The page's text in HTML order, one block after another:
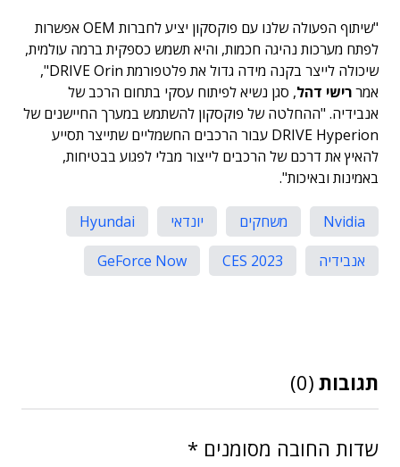
"שיתוף הפעולה שלנו עם פוקסקון יציע לחברות OEM אפשרות
לפתח מערכות נהיגה חכמות, והיא תשמש כספקית ברמה עולמית,
שיכולה לייצר בקנה מידה גדול את פלטפורמת DRIVE Orin",
אמררישי דהל, סגן נשיא לפיתוח עסקי בתחום הרכב של
אנבידיה. "ההחלטה של פוקסקון להשתמש במערך החיישנים של
DRIVE Hyperion עבור הרכבים החשמליים שתייצר תסייע
להאיץ את דרכם של הרכבים לייצור מבלי לפגוע בבטיחות,
באמינות ובאיכות".
Nvidia משחקים יונדאי
Hyundai
אנבידיה
CES 2023
GeForce Now
תגובות (0)
שדות החובה מסומנים *